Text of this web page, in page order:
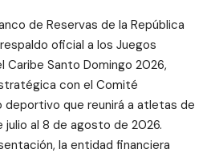
de Reservas de la República
oficial a los Juegos
Caribe Santo Domingo 2026,
con el Comité
deportivo que reunirá a atletas de
julio al 8 de agosto de 2026.
la entidad financiera